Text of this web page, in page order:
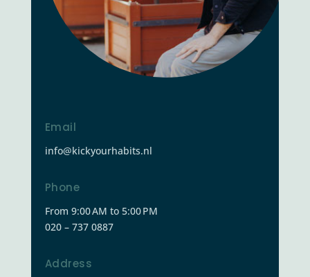
Email
info@kickyourhabits.nl
Phone
From 9:00 AM to 5:00 PM
020 – 737 0887
Address